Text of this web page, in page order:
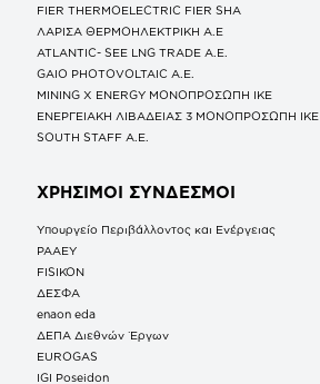
FIER THERMOELECTRIC FIER SHA
ΛΑΡΙΣΑ ΘΕΡΜΟΗΛΕΚΤΡΙΚΗ A.E
ATLANTIC- SEE LNG TRADE A.E.
GAIO PHOTOVOLTAIC Α.Ε.
MINING X ENERGY ΜΟΝΟΠΡΟΣΩΠΗ ΙΚΕ
ΕΝΕΡΓΕΙΑΚΗ ΛΙΒΑΔΕΙΑΣ 3 ΜΟΝΟΠΡΟΣΩΠΗ ΙΚΕ
SOUTH STAFF Α.Ε.
ΧΡΗΣΙΜΟΙ ΣΥΝΔΕΣΜΟΙ
Υπουργείο Περιβάλλοντος και Ενέργειας
ΡΑΑΕΥ
FISIKON
ΔΕΣΦΑ
enaon eda
ΔΕΠΑ Διεθνών Έργων
EUROGAS
IGI Poseidon